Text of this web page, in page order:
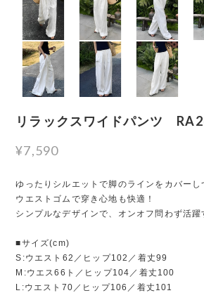
リラックスワイドパンツ
¥7,590
ゆったりシルエットで脚のラインをカバー
ウエストゴムで穿き心地も快適！
シンプルなデザインで、オンオフ問わず活躍
■サイズ(cm)
S:ウエスト62／ヒップ102／着丈99
M:ウエス66ト／ヒップ104／着丈100
L:ウエスト70／ヒップ106／着丈101